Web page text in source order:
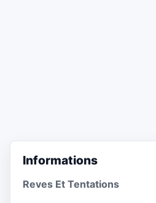
Informations
Reves Et Tentations